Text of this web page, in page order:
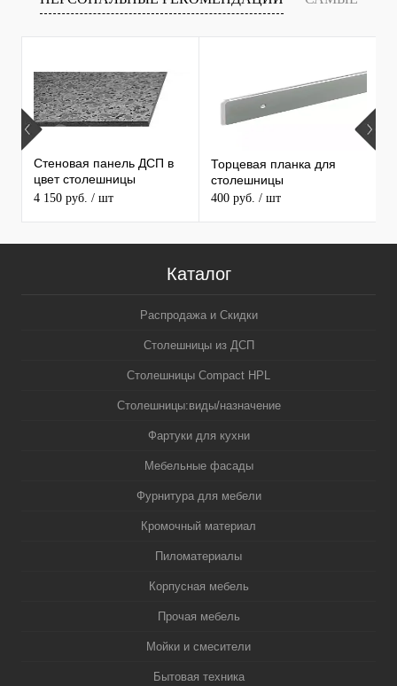
ПРОДАВАЕМЫЕ ТОВАРЫ
Стеновая панель ДСП в
цвет столешницы
MAERSS
4 150 руб. / шт
Торцевая планка для
столешницы
400 руб. / шт
Каталог
Распродажа и Скидки
Столешницы из ДСП
Столешницы Compact HPL
Столешницы:виды/назначение
Фартуки для кухни
Мебельные фасады
Фурнитура для мебели
Кромочный материал
Пиломатериалы
Корпусная мебель
Прочая мебель
Мойки и смесители
Бытовая техника